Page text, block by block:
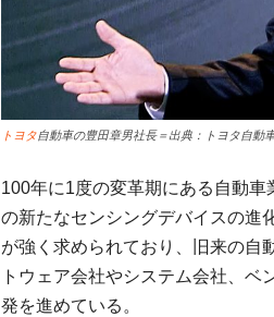
トヨタ自動車の豊田章男社長＝出典：トヨタ自動
100年に1度の変革期にある自動車
の新たなセンシングデバイスの進
が強く求められており、旧来の自
トウェア会社やシステム会社、
発を進めている。